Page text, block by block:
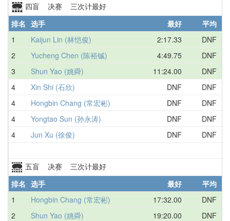
四盲 决赛 三次计最好
排名 选手 最好 平均
1
Kaijun Lin (林恺俊) 2:17.33 DNF
2
Yucheng Chen (陈裕铖) 4:49.75 DNF
3
Shun Yao (姚舜) 11:24.00 DNF
4
Xin Shi (石欣) DNF DNF
4
Hongbin Chang (常宏彬) DNF DNF
4
Yongtao Sun (孙永涛) DNF DNF
4
Jun Xu (徐俊) DNF DNF
五盲 决赛 三次计最好
排名 选手 最好 平均
1
Hongbin Chang (常宏彬) 17:32.00 DNF
2
Shun Yao (姚舜) 19:20.00 DNF